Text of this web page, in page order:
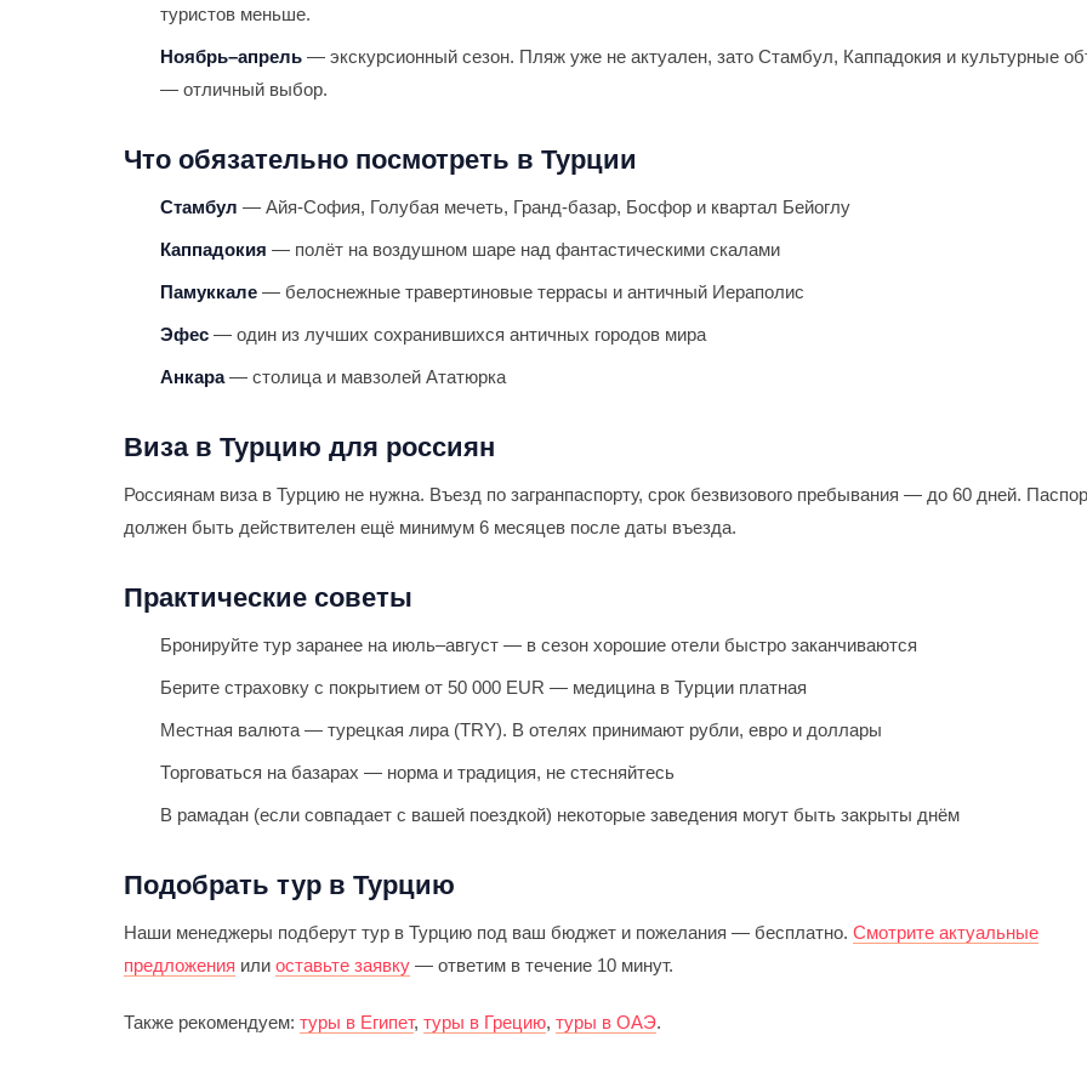
туристов меньше.
Ноябрь–апрель — экскурсионный сезон. Пляж уже не актуален, зато Стамбул, Каппадокия и культурные
— отличный выбор.
Что обязательно посмотреть в Турции
Стамбул — Айя-София, Голубая мечеть, Гранд-базар, Босфор и квартал Бейоглу
Каппадокия — полёт на воздушном шаре над фантастическими скалами
Памуккале — белоснежные травертиновые террасы и античный Иераполис
Эфес — один из лучших сохранившихся античных городов мира
Анкара— столица и мавзолей Ататюрка
Виза в Турцию для россиян
Россиянам виза в Турцию не нужна. Въезд по загранпаспорту, срок безвизового пребывания — до 60 дней.
должен быть действителен ещё минимум 6 месяцев после даты въезда.
Практические советы
Бронируйте тур заранее на июль–август — в сезон хорошие отели быстро заканчиваются
Берите страховку с покрытием от 50 000 EUR — медицина в Турции платная
Местная валюта — турецкая лира (TRY). В отелях принимают рубли, евро и доллары
Торговаться на базарах — норма и традиция, не стесняйтесь
В рамадан (если совпадает с вашей поездкой) некоторые заведения могут быть закрыты днём
Подобрать тур в Турцию
Наши менеджеры подберут тур в Турцию под ваш бюджет и пожелания — бесплатно. Смотрите актуальные
предложения или оставьте заявку — ответим в течение 10 минут.
Также рекомендуем: туры в Египет, туры в Грецию, туры в ОАЭ.